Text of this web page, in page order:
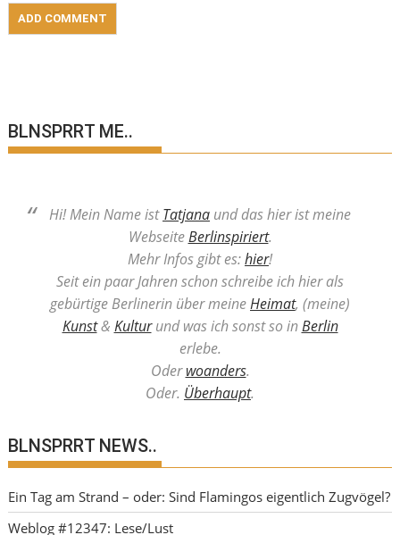
BLNSPRRT ME..
Hi! Mein Name istTatjana und das hier ist meine
WebseiteBerlinspiriert.
Mehr Infos gibt es:hier!
Seit ein paar Jahren schon schreibe ich hier als
gebürtige Berlinerin über meineHeimat, (meine)
Kunst& Kulturund was ich sonst so inBerlin
erlebe.
Oderwoanders.
Oder. Überhaupt.
BLNSPRRT NEWS..
Ein Tag am Strand – oder: Sind Flamingos eigentlich Zugvögel?
Weblog #12347: Lese/Lust